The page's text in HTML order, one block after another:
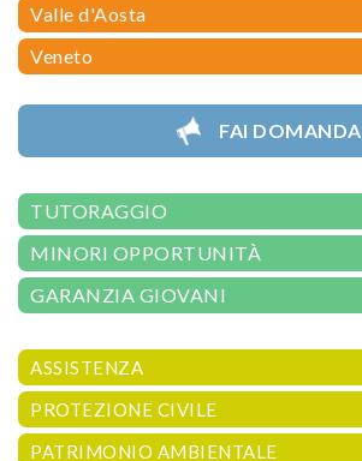
Valle d'Aosta
Veneto
FAI DOMANDA
TUTORAGGIO
MINORI OPPORTUNITÀ
GARANZIA GIOVANI
ASSISTENZA
PROTEZIONE CIVILE
PATRIMONIO AMBIENTALE